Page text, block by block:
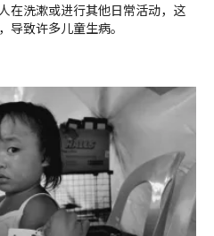
在洗漱或进行其他日常活动，这
导致许多儿童生病。